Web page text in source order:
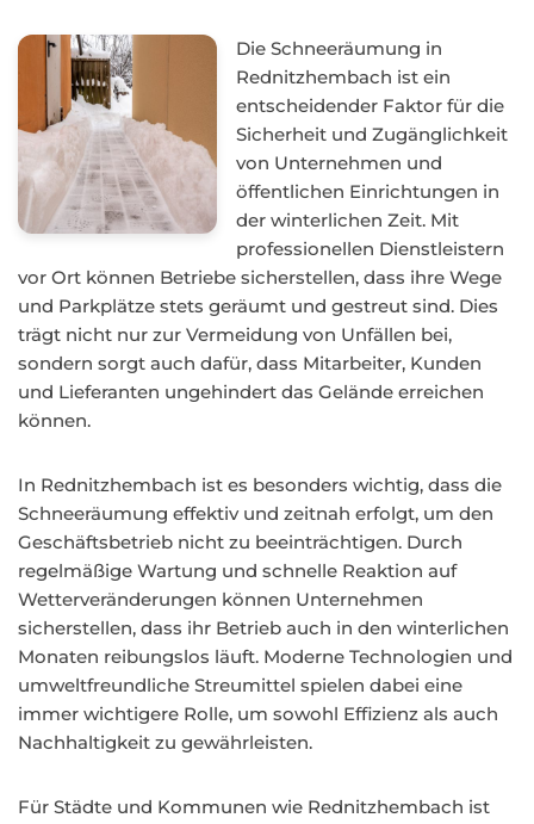
Die Schneeräumung in
Rednitzhembach ist ein
entscheidender Faktor für die
Sicherheit und Zugänglichkeit
von Unternehmen und
öffentlichen Einrichtungen in
der winterlichen Zeit. Mit
professionellen Dienstleistern
vor Ort können Betriebe sicherstellen, dass ihre Wege
und Parkplätze stets geräumt und gestreut sind. Dies
trägt nicht nur zur Vermeidung von Unfällen bei,
sondern sorgt auch dafür, dass Mitarbeiter, Kunden
und Lieferanten ungehindert das Gelände erreichen
können.
In Rednitzhembach ist es besonders wichtig, dass die
Schneeräumung effektiv und zeitnah erfolgt, um den
Geschäftsbetrieb nicht zu beeinträchtigen. Durch
regelmäßige Wartung und schnelle Reaktion auf
Wetterveränderungen können Unternehmen
sicherstellen, dass ihr Betrieb auch in den winterlichen
Monaten reibungslos läuft. Moderne Technologien und
umweltfreundliche Streumittel spielen dabei eine
immer wichtigere Rolle, um sowohl Effizienz als auch
Nachhaltigkeit zu gewährleisten.
Für Städte und Kommunen wie Rednitzhembach ist